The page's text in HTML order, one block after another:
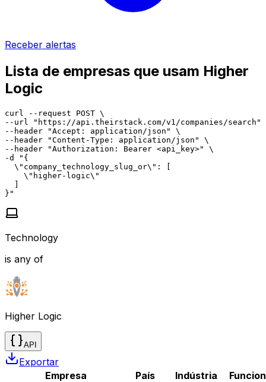
Receber alertas
Lista de empresas que usam Higher
Logic
curl --request POST \
--url "https://api.theirstack.com/v1/companies/search"
--header "Accept: application/json" \
--header "Content-Type: application/json" \
--header "Authorization: Bearer <api_key>" \
-d "{
  \"company_technology_slug_or\": [
    \"higher-logic\"
  ]
}"
Technology
is any of
Higher Logic
API
Exportar
Empresa
País Indústria